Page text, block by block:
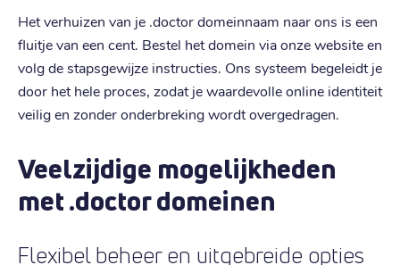
Het verhuizen van je .doctor domeinnaam naar ons is een
fluitje van een cent. Bestel het domein via onze website en
volg de stapsgewijze instructies. Ons systeem begeleidt je
door het hele proces, zodat je waardevolle online identiteit
veilig en zonder onderbreking wordt overgedragen.
Veelzijdige mogelijkheden
met .doctor domeinen
Flexibel beheer en uitgebreide opties